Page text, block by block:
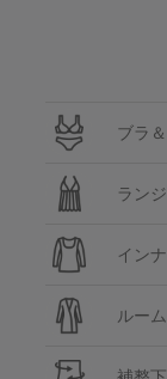
ブラ
ラン
イン
ルー